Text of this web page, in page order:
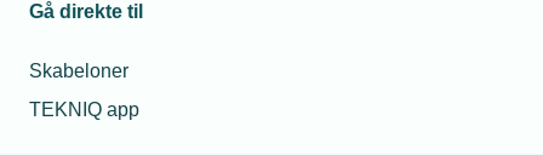
Gå direkte til
Skabeloner
TEKNIQ app